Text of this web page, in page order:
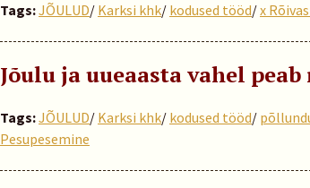
Tags:JÕULUD/ Karksi khk/ kodused tööd/x
Jõulu ja uueaasta vahel
Tags:JÕULUD/ Karksi khk/ kodused tööd/
Pesupesemine